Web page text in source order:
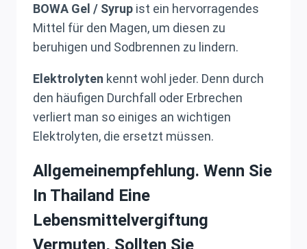
BOWA Gel / Syrup ist ein hervorragendes
Mittel für den Magen, um diesen zu
beruhigen und Sodbrennen zu lindern.
Elektrolyten kennt wohl jeder. Denn durch
den häufigen Durchfall oder Erbrechen
verliert man so einiges an wichtigen
Elektrolyten, die ersetzt müssen.
Allgemeinempfehlung. Wenn Sie
In Thailand Eine
Lebensmittelvergiftung
Vermuten, Sollten Sie